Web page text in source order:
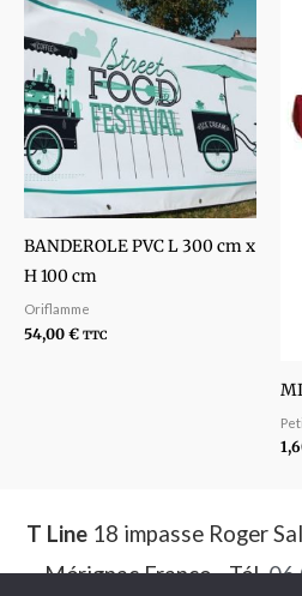
BANDEROLE PVC L 300 cm x
H 100 cm
Oriflamme
54,00 € TTC
T Line 18 impasse Roger
Mérignac France - Tél.06